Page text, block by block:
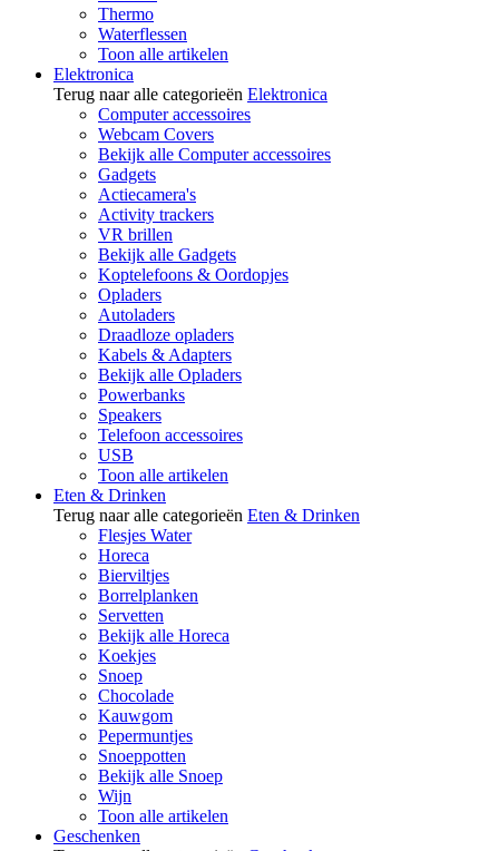
Thermo
Waterflessen
Toon alle artikelen
Elektronica
Terug naar alle categorieën Elektronica
Computer accessoires
Webcam Covers
Bekijk alle Computer accessoires
Gadgets
Actiecamera's
Activity trackers
VR brillen
Bekijk alle Gadgets
Koptelefoons & Oordopjes
Opladers
Autoladers
Draadloze opladers
Kabels & Adapters
Bekijk alle Opladers
Powerbanks
Speakers
Telefoon accessoires
USB
Toon alle artikelen
Eten & Drinken
Terug naar alle categorieën Eten & Drinken
Flesjes Water
Horeca
Bierviltjes
Borrelplanken
Servetten
Bekijk alle Horeca
Koekjes
Snoep
Chocolade
Kauwgom
Pepermuntjes
Snoeppotten
Bekijk alle Snoep
Wijn
Toon alle artikelen
Geschenken